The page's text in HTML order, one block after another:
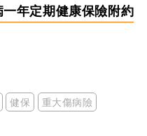
年定期健康保險附約
健保
重大傷病險